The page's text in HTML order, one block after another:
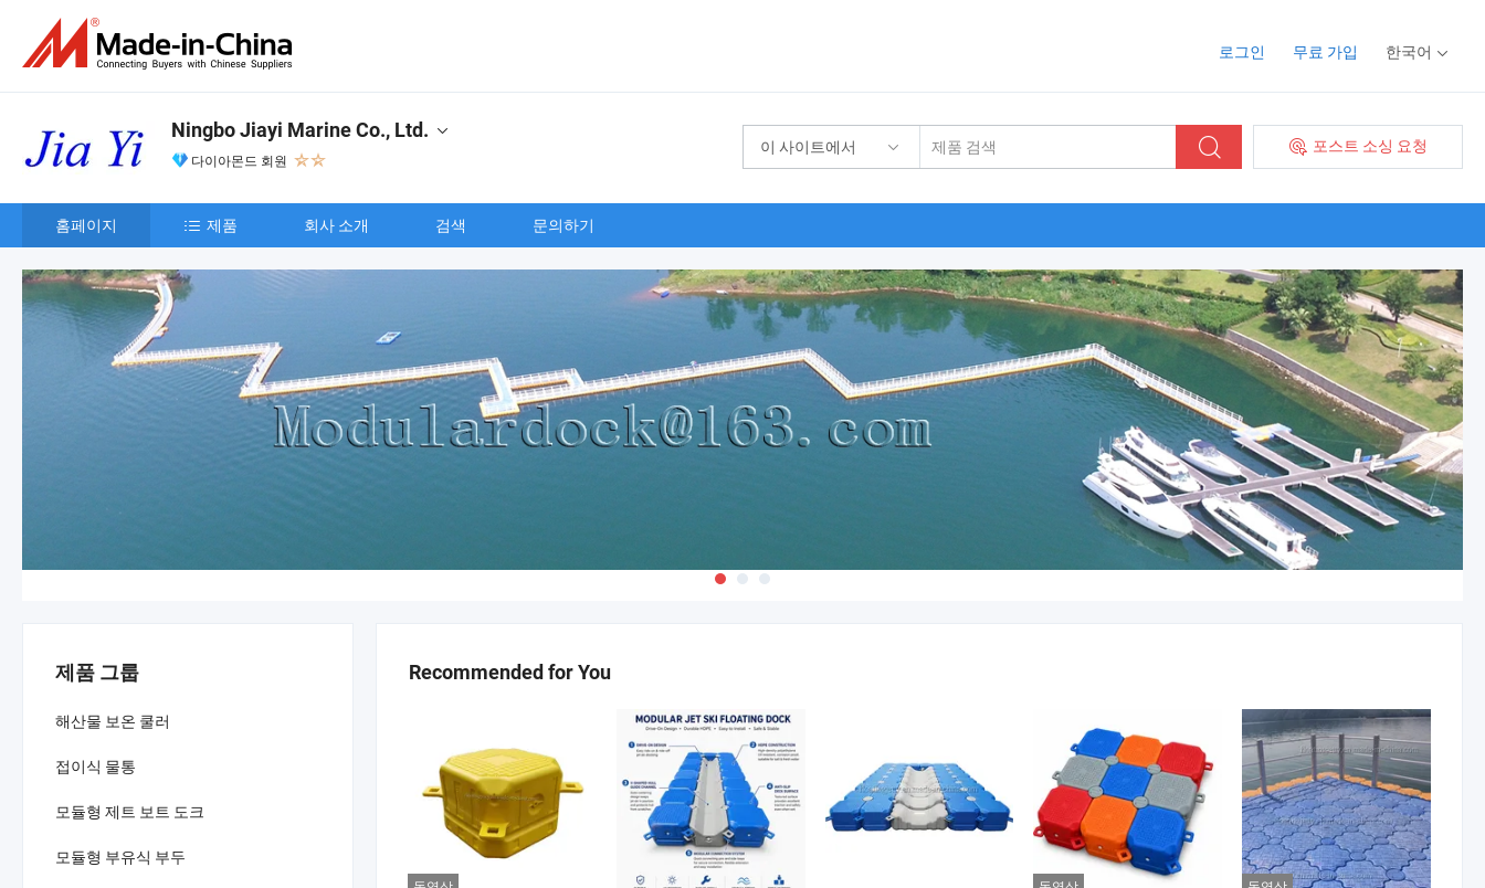
로그인 무료 가입 한국어
이 사이트에서 포스트 소싱 요청
Ningbo Jiayi Marine Co., Ltd.
다이아몬드 회원
홈페이지 제품 회사 소개 검색 문의하기
Recommended for You
제품 그룹
해산물 보온 쿨러
접이식 물통
모듈형 제트 보트 도크
모듈형 부유식 부두